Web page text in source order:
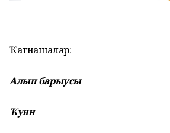
Ҡатнашалар:
Алып барыусы
Ҡуян